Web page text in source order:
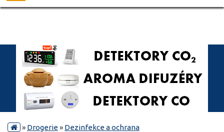
» Drogerie» Dezinfekce a ochrana